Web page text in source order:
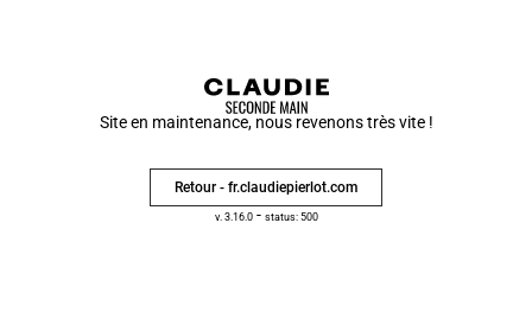
Site en maintenance, nous revenons très vite !
Retour - fr.claudiepierlot.com
v. 3.16.0- status: 500